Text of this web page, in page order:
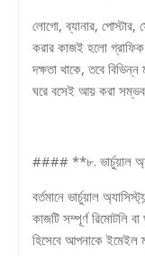
লোগো, ব্যানার, পোস্টার,
করার কাজই হলো
দক্ষতা থাকে, তবে বিভিন্ন
ঘরে বসেই আয় করা
#### **৮. ভার্চুয়াল
বর্তমানে ভার্চুয়াল
কাজটি সম্পূর্ণ রিমোটলি
হিসেবে আপনাকে ইমেইল